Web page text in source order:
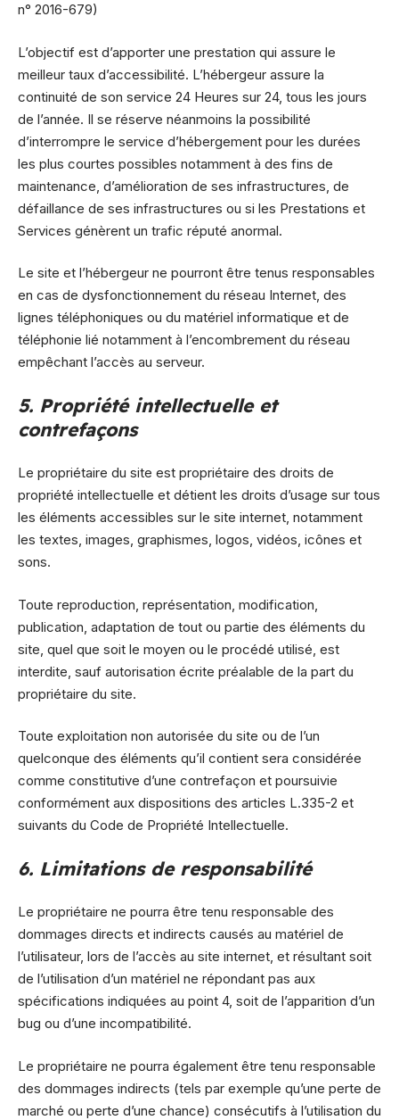
n° 2016-679)
L’objectif est d’apporter une prestation qui assure le
meilleur taux d’accessibilité. L’hébergeur assure la
continuité de son service 24 Heures sur 24, tous les jours
de l’année. Il se réserve néanmoins la possibilité
d’interrompre le service d’hébergement pour les durées
les plus courtes possibles notamment à des fins de
maintenance, d’amélioration de ses infrastructures, de
défaillance de ses infrastructures ou si les Prestations et
Services génèrent un trafic réputé anormal.
Le site et l’hébergeur ne pourront être tenus responsables
en cas de dysfonctionnement du réseau Internet, des
lignes téléphoniques ou du matériel informatique et de
téléphonie lié notamment à l’encombrement du réseau
empêchant l’accès au serveur.
5. Propriété intellectuelle et
contrefaçons
Le propriétaire du site est propriétaire des droits de
propriété intellectuelle et détient les droits d’usage sur tous
les éléments accessibles sur le site internet, notamment
les textes, images, graphismes, logos, vidéos, icônes et
sons.
Toute reproduction, représentation, modification,
publication, adaptation de tout ou partie des éléments du
site, quel que soit le moyen ou le procédé utilisé, est
interdite, sauf autorisation écrite préalable de la part du
propriétaire du site.
Toute exploitation non autorisée du site ou de l’un
quelconque des éléments qu’il contient sera considérée
comme constitutive d’une contrefaçon et poursuivie
conformément aux dispositions des articles L.335-2 et
suivants du Code de Propriété Intellectuelle.
6. Limitations de responsabilité
Le propriétaire ne pourra être tenu responsable des
dommages directs et indirects causés au matériel de
l’utilisateur, lors de l’accès au site internet, et résultant soit
de l’utilisation d’un matériel ne répondant pas aux
spécifications indiquées au point 4, soit de l’apparition d’un
bug ou d’une incompatibilité.
Le propriétaire ne pourra également être tenu responsable
des dommages indirects (tels par exemple qu’une perte de
marché ou perte d’une chance) consécutifs à l’utilisation du